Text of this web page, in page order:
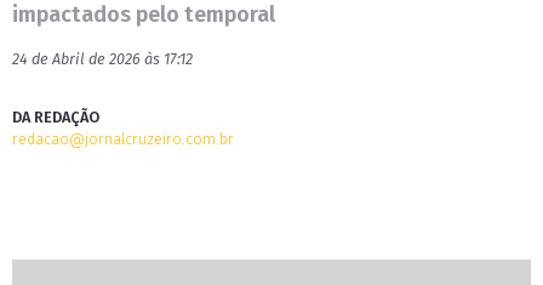
impactados pelo temporal
24 de Abril de 2026 às 17:12
DA REDAÇÃO
redacao@jornalcruzeiro.com.br